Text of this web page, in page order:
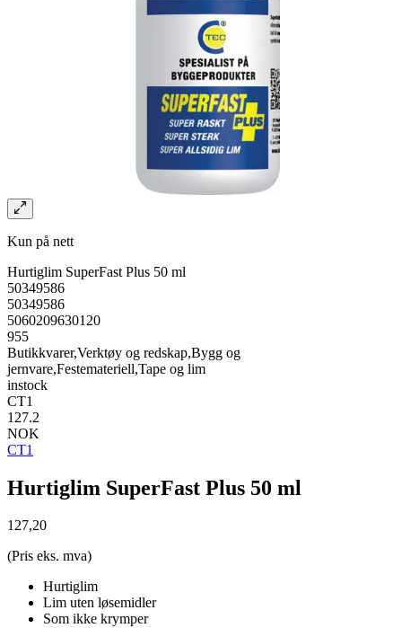
Kun på nett
Hurtiglim SuperFast Plus 50 ml
50349586
50349586
5060209630120
955
Butikkvarer,Verktøy og redskap,Bygg og
jernvare,Festemateriell,Tape og lim
instock
CT1
127.2
NOK
CT1
Hurtiglim SuperFast Plus 50 ml
127,20
(Pris eks. mva)
Hurtiglim
Lim uten løsemidler
Som ikke krymper